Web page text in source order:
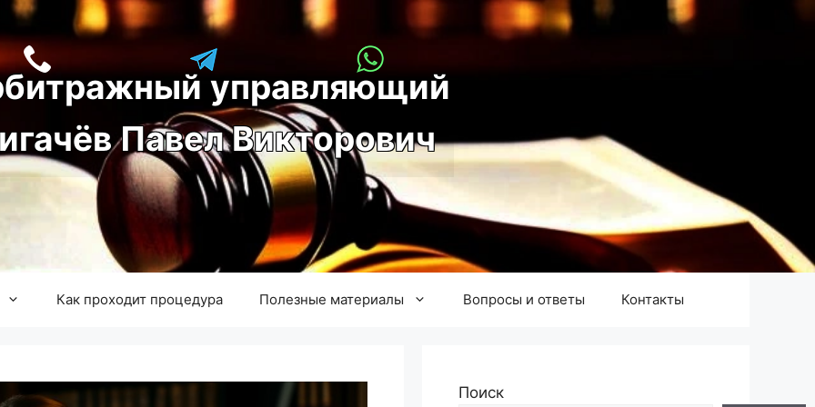
управляющий
игачёв Павел Викторович
Как проходит процедура Полезные материалы Вопросы и ответы Контакты
Поиск